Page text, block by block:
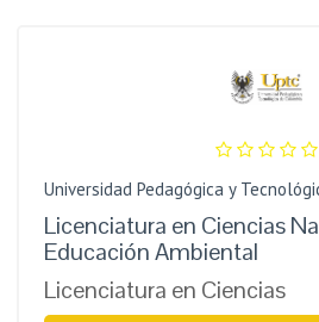
Universidad Pedagógica y
Licenciatura en Ciencias
Educación Ambiental
Licenciatura en Ciencias